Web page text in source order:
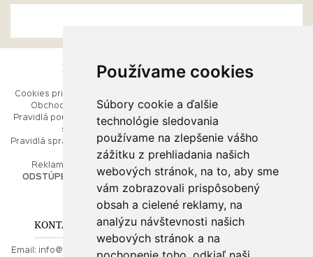
Používame cookies
Súbory cookie a ďalšie
technológie sledovania
používame na zlepšenie vášho
zážitku z prehliadania našich
webových stránok, na to, aby sme
vám zobrazovali prispôsobený
obsah a cielené reklamy, na
analýzu návštevnosti našich
webových stránok a na
ESHOP
Cookies pri prezeraní stránok
Obchodné podmienky
Pravidlá používania webových
stránok
Pravidlá spracúvania osobných
Reklamačný poriadok
ODSTÚPENIE OD ZMLUVY
RÝCHLE MENU
Ako balíme Vaše šperky
Kontaktujte nás
PORADŇA
Ako nakupovať
O drahých kovoch
Doprava a poštovné
KONTAKT NA NÁS
Email: info@najkrajsiesperky.sk